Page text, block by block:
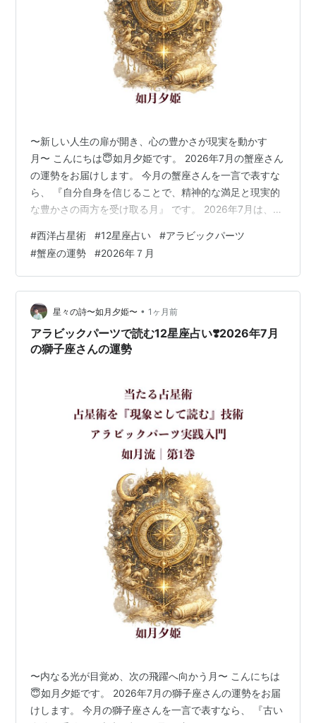
〜新しい人生の扉が開き、心の豊かさが現実を動かす
月〜 こんにちは😇如月夕姫です。 2026年7月の蟹座さん
の運勢をお届けします。 今月の蟹座さんを一言で表すな
ら、 『自分自身を信じることで、精神的な満足と現実的
な豊かさの両方を受け取る月』 です。 2026年7月は、蟹
す。太陽が蟹座を運行し、自分自身の存在感や魅力が高
まります。 『私はどう生きたいのか』『本当に大切にし
たいものは何か』 そんな問いに向き合いながら、新しい
人生のサイクルが始まっていくでしょう。 🌟 全体運 自
分らしい未来へ歩み始める時 今月は、運気全体が上昇傾
向にあります。 これ…
#西洋占星術 #12星座占い #アラビックパーツ
#蟹座の運勢 #2026年７月
星々の詩〜如月夕姫〜 • 1ヶ月前
アラビックパーツで読む12星座占い❣️2026年7月
の獅子座さんの運勢
〜内なる光が目覚め、次の飛躍へ向かう月〜 こんにちは
😇如月夕姫です。 2026年7月の獅子座さんの運勢をお届
けします。 今月の獅子座さんを一言で表すなら、 『古い